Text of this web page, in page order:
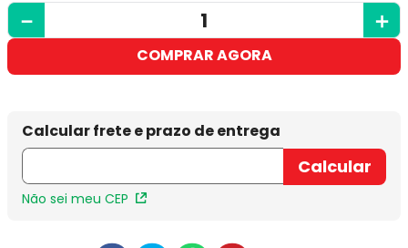
＋
－
COMPRAR AGORA
Não sei meu CEP